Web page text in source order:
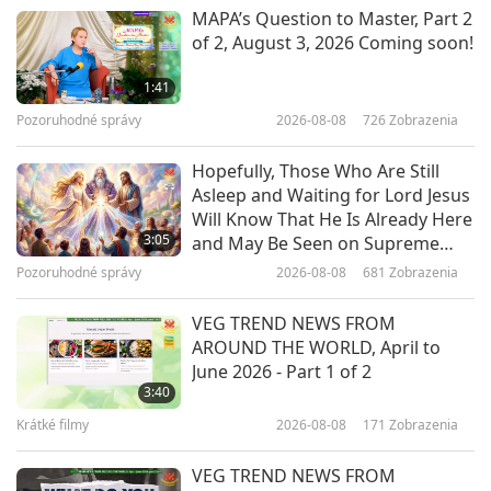
41:05
Žijte v radosti, 1. část ze 7
38:41
Smích s osvícením, 1. část z 8
Rozdíl mezi transformačními
formami a astrálními těly, 1. část z
1:41
MAPA’s Question to Master, Part 2
of 2, August 3, 2026 Coming soon!
Pozoruhodné správy 2026-08-08 726Zobrazenia
3:05
Hopefully, Those Who Are Still
Asleep and Waiting for Lord Jesus
Will Know That He Is Already Here
and May Be Seen on Supreme
Master Television
Pozoruhodné správy 2026-08-08 681 Zobrazenia
3:40
VEG TREND NEWS FROM
AROUND THE WORLD, April to
June 2026 - Part 1 of 2
Krátké filmy 2026-08-08 171 Zobrazenia
VEG TREND NEWS FROM